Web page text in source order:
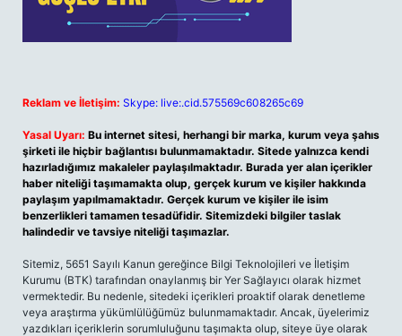
Reklam ve İletişim: Skype: live:.cid.575569c608265c69
Yasal Uyarı: Bu internet sitesi, herhangi bir marka, kurum veya şahıs
şirketi ile hiçbir bağlantısı bulunmamaktadır. Sitede yalnızca kendi
hazırladığımız makaleler paylaşılmaktadır. Burada yer alan içerikler
haber niteliği taşımamakta olup, gerçek kurum ve kişiler hakkında
paylaşım yapılmamaktadır. Gerçek kurum ve kişiler ile isim
benzerlikleri tamamen tesadüfidir. Sitemizdeki bilgiler taslak
halindedir ve tavsiye niteliği taşımazlar.
Sitemiz, 5651 Sayılı Kanun gereğince Bilgi Teknolojileri ve İletişim
Kurumu (BTK) tarafından onaylanmış bir Yer Sağlayıcı olarak hizmet
vermektedir. Bu nedenle, sitedeki içerikleri proaktif olarak denetleme
veya araştırma yükümlülüğümüz bulunmamaktadır. Ancak, üyelerimiz
yazdıkları içeriklerin sorumluluğunu taşımakta olup, siteye üye olarak